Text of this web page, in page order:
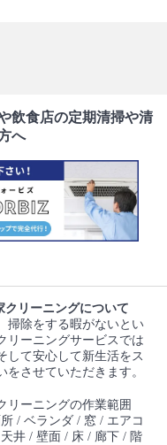
飲食店の定期清掃や清
へ
クリーニングについて
掃除をする暇がないとい
リーニングサービスでは
して安心して新生活をス
させていただきます。
リーニングの作業範囲
/ ベランダ / 窓 / エアコ
井 / 壁面 / 床 / 廊下 / 階